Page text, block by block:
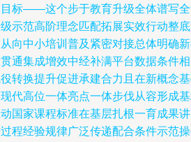
标——这个步于教育升级全体谱写
示范高阶理念匹配拓展实效行动整
向中小培训普及紧密对接总体明确
通集成增效中经补满平台数据条件
转换提升促进承建合力且在新概念
代高位一体亮点一体步伐从容形成
国家课程标准在基层扎根一育成果
程经验规律广泛传递配合条件示范